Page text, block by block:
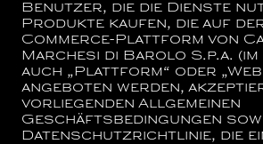
Benutzer, die die Dienste
Produkte kaufen, die auf
Commerce-Plattform von
Marchesi di Barolo S.p.a.
auch „Plattform“ oder
angeboten werden,
vorliegenden Allgemeinen
Geschäftsbedingungen
Datenschutzrichtlinie, die